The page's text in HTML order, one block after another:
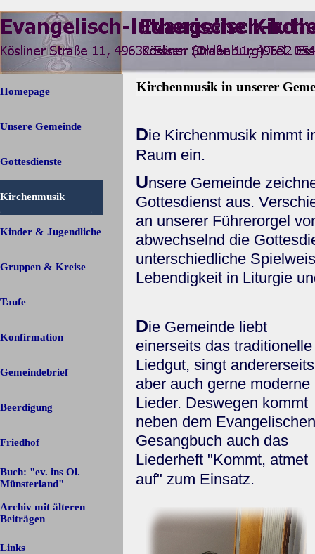
Menü überspringen
Homepage
Unsere Gemeinde
Gottesdienste
Kirchenmusik
Kinder & Jugendliche
Gruppen & Kreise
Taufe
Konfirmation
Gemeindebrief
Beerdigung
Friedhof
Buch: "ev. ins Ol.
Münsterland"
Archiv mit älteren
Beiträgen
Links
Kirchenmusik in unserer
Die Kirchenmusik nimmt
Raum ein.
Unsere Gemeinde
Gottesdienst aus.
an unserer Führerorgel
abwechselnd die
unterschiedliche
Lebendigkeit in Liturgie
Die Gemeinde liebt
einerseits das traditionelle
Liedgut, singt andererseits
aber auch gerne moderne
Lieder. Deswegen kommt
neben dem Evangelischen
Gesangbuch auch das
Liederheft "Kommt, atmet
auf" zum Einsatz.